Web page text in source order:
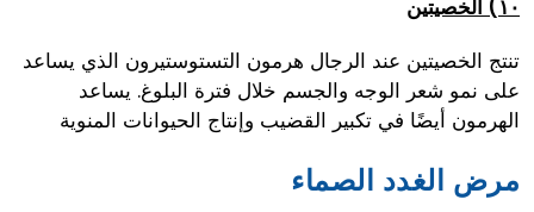
١٠) الخصيتين
تنتج الخصيتين عند الرجال هرمون التستوستيرون الذي يساعد
على نمو شعر الوجه والجسم خلال فترة البلوغ. يساعد
الهرمون أيضًا في تكبير القضيب وإنتاج الحيوانات المنوية
مرض الغدد الصماء